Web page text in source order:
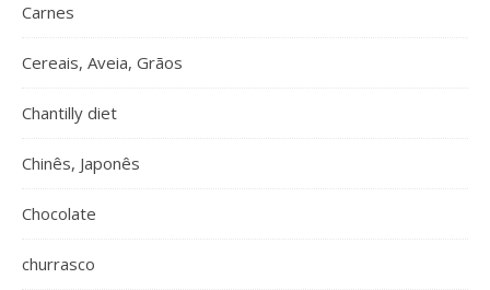
Carnes
Cereais, Aveia, Grãos
Chantilly diet
Chinês, Japonês
Chocolate
churrasco